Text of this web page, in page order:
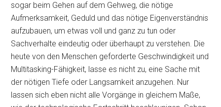
sogar beim Gehen auf dem Gehweg, die nötige
Aufmerksamkeit, Geduld und das nötige Eigenverständnis
aufzubauen, um etwas voll und ganz zu tun oder
Sachverhalte eindeutig oder überhaupt zu verstehen. Die
heute von den Menschen geforderte Geschwindigkeit und
Multitasking-Fähigkeit, lasse es nicht zu, eine Sache mit
der nötigen Tiefe oder Langsamkeit anzugehen. Nur
lassen sich eben nicht alle Vorgänge in gleichem Maße,